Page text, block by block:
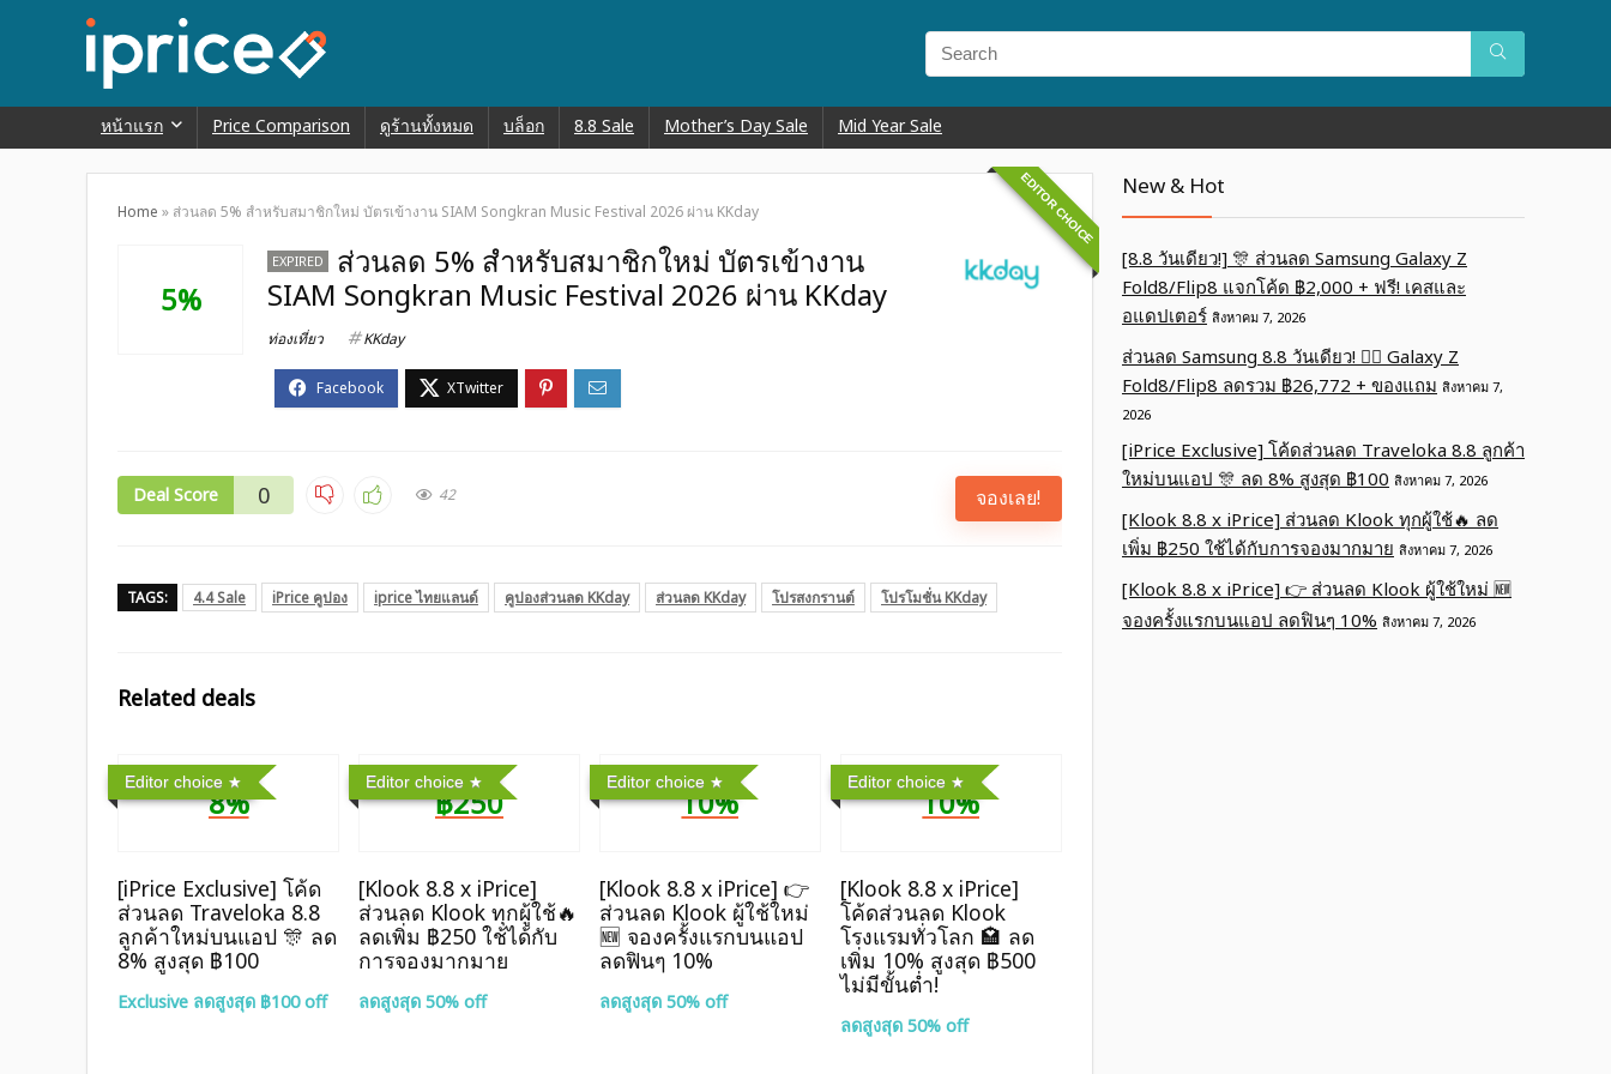
หน้าแรก Price Comparison ดูร้านทั้งหมด บล็อก 8.8 Sale Mother’s Day Sale Mid Year Sale
Home » ส่วนลด 5% สำหรับสมาชิกใหม่ บัตรเข้างาน SIAM Songkran Music Festival 2026 ผ่าน KKday EDITOR CHOICE
5%
EXPIRED
ส่วนลด 5% สำหรับสมาชิกใหม่ บัตรเข้างาน
SIAM Songkran Music Festival 2026 ผ่าน KKday
ท่องเที่ยว KKday
Deal Score 0 42 จองเลย!
TAGS: 4.4 Sale iPrice คูปอง iprice ไทยแลนด์ คูปองส่วนลด KKday ส่วนลด KKday โปรสงกรานต์ โปรโมชั่น KKday
Related deals
Editor choice
8%
[iPrice Exclusive] โค้ด
ส่วนลด Traveloka 8.8
ลูกค้าใหม่บนแอป 🎊 ลด
8% สูงสุด​ ฿100
Exclusive ลดสูงสุด ฿100 off
Editor choice
฿250
[Klook 8.8 x iPrice]
ส่วนลด Klook ทุกผู้ใช้🔥
ลดเพิ่ม ฿250 ใช้ได้กับ
การจองมากมาย
ลดสูงสุด 50% off
Editor choice
10%
[Klook 8.8 x iPrice] 👉
ส่วนลด Klook ผู้ใช้ใหม่
🆕 จองครั้งแรกบนแอป
ลดฟินๆ 10%
ลดสูงสุด 50% off
Editor choice
10%
[Klook 8.8 x iPrice]
โค้ดส่วนลด Klook
โรงแรมทั่วโลก 🏩 ลด
เพิ่ม 10% สูงสุด ฿500
ไม่มีขั้นต่ำ!
ลดสูงสุด 50% off
New & Hot
[8.8 วันเดียว!] 🎊 ส่วนลด Samsung Galaxy Z
Fold8/Flip8 แจกโค้ด ฿2,000 + ฟรี! เคสและ
อแดปเตอร์ สิงหาคม 7, 2026
ส่วนลด Samsung 8.8 วันเดียว! ❤️‍🔥 Galaxy Z
Fold8/Flip8 ลดรวม ฿26,772 + ของแถม สิงหาคม 7,
2026
[iPrice Exclusive] โค้ดส่วนลด Traveloka 8.8 ลูกค้า
ใหม่บนแอป 🎊 ลด 8% สูงสุด​ ฿100 สิงหาคม 7, 2026
[Klook 8.8 x iPrice] ส่วนลด Klook ทุกผู้ใช้🔥 ลด
เพิ่ม ฿250 ใช้ได้กับการจองมากมาย สิงหาคม 7, 2026
[Klook 8.8 x iPrice] 👉 ส่วนลด Klook ผู้ใช้ใหม่ 🆕
จองครั้งแรกบนแอป ลดฟินๆ 10% สิงหาคม 7, 2026